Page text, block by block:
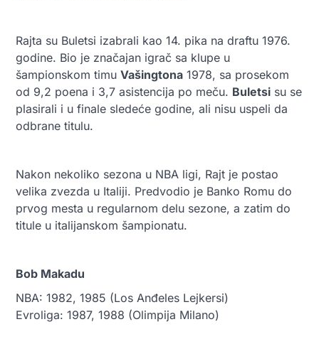
Rajta su Buletsi izabrali kao 14. pika na draftu 1976.
godine. Bio je značajan igrač sa klupe u
šampionskom timu Vašingtona 1978, sa prosekom
od 9,2 poena i 3,7 asistencija po meču. Buletsi su se
plasirali i u finale sledeće godine, ali nisu uspeli da
odbrane titulu.
Nakon nekoliko sezona u NBA ligi, Rajt je postao
velika zvezda u Italiji. Predvodio je Banko Romu do
prvog mesta u regularnom delu sezone, a zatim do
titule u italijanskom šampionatu.
Bob Makadu
NBA: 1982, 1985 (Los Anđeles Lejkersi)
Evroliga: 1987, 1988 (Olimpija Milano)